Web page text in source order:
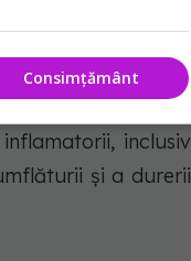
inclusiv
și a durerii
Consimțământ